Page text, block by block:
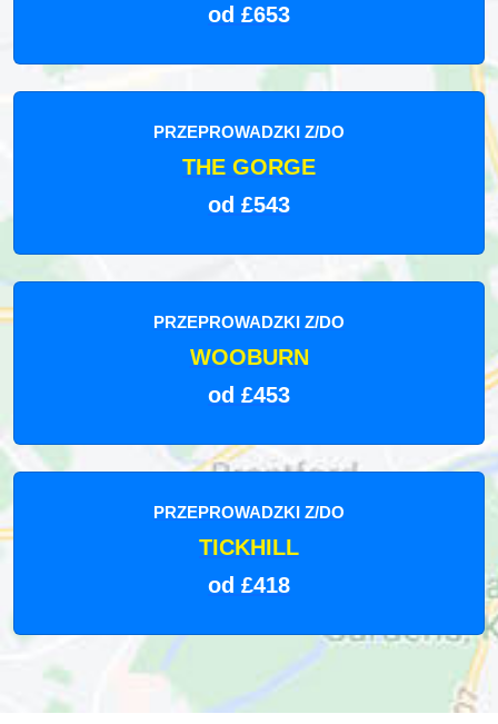
od £653
PRZEPROWADZKI Z/DO
THE GORGE
od £543
PRZEPROWADZKI Z/DO
WOOBURN
od £453
PRZEPROWADZKI Z/DO
TICKHILL
od £418